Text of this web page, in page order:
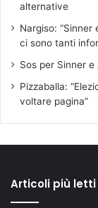
alternative
Nargiso:
ci sono tanti
Sos per Sinner
Pizzaballa:
voltare pagina”
Articoli più letti